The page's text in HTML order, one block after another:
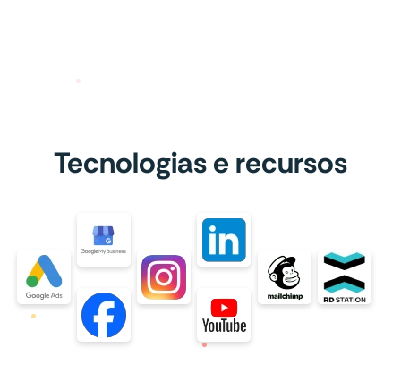
Tecnologias e recursos